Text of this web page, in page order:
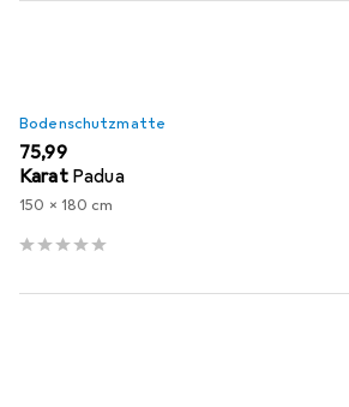
Bodenschutzmatte
EUR
75,99
Karat Padua
150 x 180 cm